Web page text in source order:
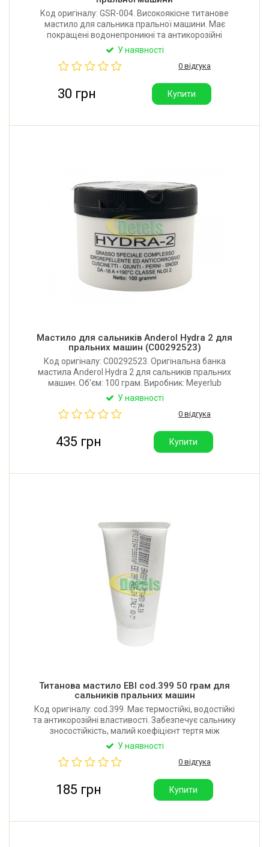
Код оригіналу: GSR-004. Високоякісне титанове
мастило для сальника пральної машини. Має
покращені водонепроникні та антикорозійні
властивості. Температурний діапазон: від -18 до
У наявності
0 відгука
30 грн Купити
Мастило для сальників Anderol Hydra 2 для
пральних машин (C00292523)
Код оригіналу: C00292523. Оригінальна банка
мастила Anderol Hydra 2 для сальників пральних
машин. Об'єм: 100 грам. Виробник: Meyerlub
(Anderol) - Італія.
У наявності
0 відгука
435 грн Купити
Титанова мастило EBI cod.399 50 грам для
сальників пральних машин
Код оригіналу: cod.399. Має термостійкі, водостійкі
та антикорозійні властивості. Забезпечує сальнику
зносостійкість, малий коефіцієнт тертя між
сальником та валом. Об'єм: 50 грам. Виробник: EBI
У наявності
0 відгука
185 грн Купити